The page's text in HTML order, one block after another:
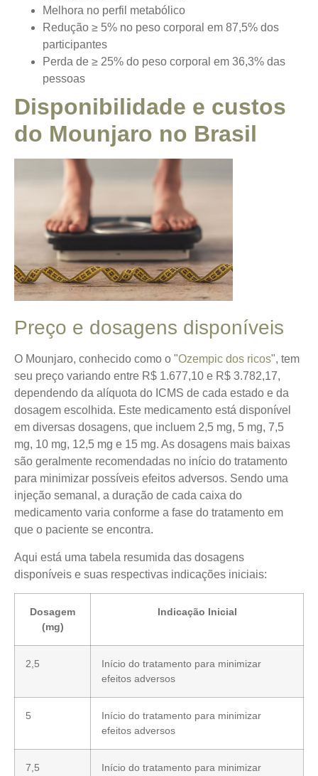
Melhora no perfil metabólico
Redução ≥ 5% no peso corporal em 87,5% dos
participantes
Perda de ≥ 25% do peso corporal em 36,3% das
pessoas
Disponibilidade e custos
do Mounjaro no Brasil
Preço e dosagens disponíveis
O Mounjaro, conhecido como o "Ozempic dos ricos", tem
seu preço variando entre R$ 1.677,10 e R$ 3.782,17,
dependendo da alíquota do ICMS de cada estado e da
dosagem escolhida. Este medicamento está disponível
em diversas dosagens, que incluem 2,5 mg, 5 mg, 7,5
mg, 10 mg, 12,5 mg e 15 mg. As dosagens mais baixas
são geralmente recomendadas no início do tratamento
para minimizar possíveis efeitos adversos. Sendo uma
injeção semanal, a duração de cada caixa do
medicamento varia conforme a fase do tratamento em
que o paciente se encontra.
Aqui está uma tabela resumida das dosagens
disponíveis e suas respectivas indicações iniciais:
Dosagem
(mg)
Indicação Inicial
2,5
Início do tratamento para minimizar
efeitos adversos
5
Início do tratamento para minimizar
efeitos adversos
7,5 Início do tratamento para minimizar